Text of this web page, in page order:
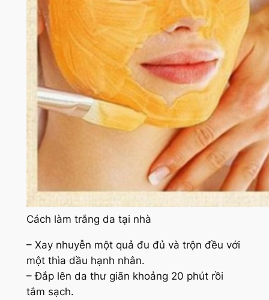
Cách làm trắng da tại nhà
– Xay nhuyễn một quả đu đủ và trộn đều với
một thìa dầu hạnh nhân.
– Đắp lên da thư giãn khoảng 20 phút rồi
tắm sạch.